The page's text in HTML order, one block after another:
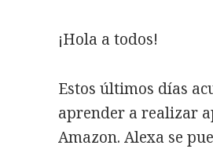
¡Hola a todos!
Estos últimos días
aprender a realizar
Amazon. Alexa se